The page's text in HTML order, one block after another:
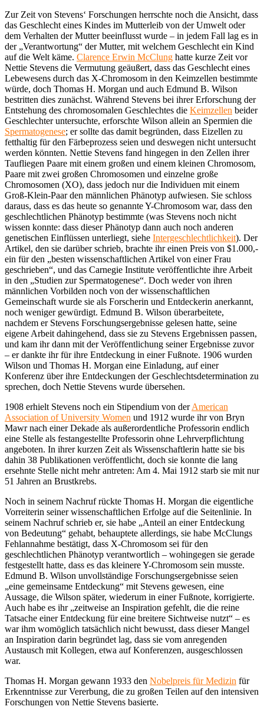
Zur Zeit von Stevens‘ Forschungen herrschte noch die Ansicht, dass
das Geschlecht eines Kindes im Mutterleib von der Umwelt oder
dem Verhalten der Mutter beeinflusst wurde – in jedem Fall lag es in
der „Verantwortung“ der Mutter, mit welchem Geschlecht ein Kind
auf die Welt käme. Clarence Erwin McClung hatte kurze Zeit vor
Nettie Stevens die Vermutung geäußert, dass das Geschlecht eines
Lebewesens durch das X-Chromosom in den Keimzellen bestimmte
würde, doch Thomas H. Morgan und auch Edmund B. Wilson
bestritten dies zunächst. Während Stevens bei ihrer Erforschung der
Entstehung des chromosomalen Geschlechtes die Keimzellen beider
Geschlechter untersuchte, erforschte Wilson allein an Spermien die
Spermatogenese; er sollte das damit begründen, dass Eizellen zu
fetthaltig für den Färbeprozess seien und deswegen nicht untersucht
werden könnten. Nettie Stevens fand hingegen in den Zellen ihrer
Taufliegen Paare mit einem großen und einem kleinen Chromosom,
Paare mit zwei großen Chromosomen und einzelne große
Chromosomen (XO), dass jedoch nur die Individuen mit einem
Groß-Klein-Paar den männlichen Phänotyp aufwiesen. Sie schloss
daraus, dass es das heute so genannte Y-Chromosom war, dass den
geschlechtlichen Phänotyp bestimmte (was Stevens noch nicht
wissen konnte: dass dieser Phänotyp dann auch noch anderen
genetischen Einflüssen unterliegt, siehe Intergeschlechtlichkeit). Der
Artikel, den sie darüber schrieb, brachte ihr einen Preis von $1.000,-
ein für den „besten wissenschaftlichen Artikel von einer Frau
geschrieben“, und das Carnegie Institute veröffentlichte ihre Arbeit
in den „Studien zur Spermatogenese“. Doch weder von ihren
männlichen Vorbilden noch von der wissenschaftlichen
Gemeinschaft wurde sie als Forscherin und Entdeckerin anerkannt,
noch weniger gewürdigt. Edmund B. Wilson überarbeitete,
nachdem er Stevens Forschungsergebnisse gelesen hatte, seine
eigene Arbeit dahingehend, dass sie zu Stevens Ergebnissen passen,
und kam ihr dann mit der Veröffentlichung seiner Ergebnisse zuvor
– er dankte ihr für ihre Entdeckung in einer Fußnote. 1906 wurden
Wilson und Thomas H. Morgan eine Einladung, auf einer
Konferenz über ihre Entdeckungen der Geschlechtsdetermination zu
sprechen, doch Nettie Stevens wurde übersehen.
1908 erhielt Stevens noch ein Stipendium von derAmerican
Association of University Women und 1912 wurde ihr von Bryn
Mawr nach einer Dekade als außerordentliche Professorin endlich
eine Stelle als festangestellte Professorin ohne Lehrverpflichtung
angeboten. In ihrer kurzen Zeit als Wissenschaftlerin hatte sie bis
dahin 38 Publikationen veröffentlicht, doch sie konnte die lang
ersehnte Stelle nicht mehr antreten: Am 4. Mai 1912 starb sie mit nur
51 Jahren an Brustkrebs.
Noch in seinem Nachruf rückte Thomas H. Morgan die eigentliche
Vorreiterin seiner wissenschaftlichen Erfolge auf die Seitenlinie. In
seinem Nachruf schrieb er, sie habe „Anteil an einer Entdeckung
von Bedeutung“ gehabt, behauptete allerdings, sie habe McClungs
Fehlannahme bestätigt, dass X-Chromosom sei für den
geschlechtlichen Phänotyp verantwortlich – wohingegen sie gerade
festgestellt hatte, dass es das kleinere Y-Chromosom sein musste.
Edmund B. Wilson unvollständige Forschungsergebnisse seien
„eine gemeinsame Entdeckung“ mit Stevens gewesen, eine
Aussage, die Wilson später, wiederum in einer Fußnote, korrigierte.
Auch habe es ihr „zeitweise an Inspiration gefehlt, die die reine
Tatsache einer Entdeckung für eine breitere Sichtweise nutzt“ – es
war ihm womöglich tatsächlich nicht bewusst, dass dieser Mangel
an Inspiration darin begründet lag, dass sie vom anregenden
Austausch mit Kollegen, etwa auf Konferenzen, ausgeschlossen
war.
Thomas H. Morgan gewann 1933 den Nobelpreis für Medizin für
Erkenntnisse zur Vererbung, die zu großen Teilen auf den intensiven
Forschungen von Nettie Stevens basierte.